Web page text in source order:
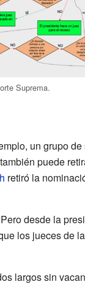
Suprema.
un grupo
puede
retiró la
desde la
los jueces de
largos sin